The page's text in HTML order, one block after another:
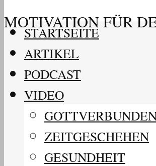
MOTIVATION FÜR
STARTSEITE
ARTIKEL
PODCAST
VIDEO
ZEITGESCHEHEN
GESUNDHEIT